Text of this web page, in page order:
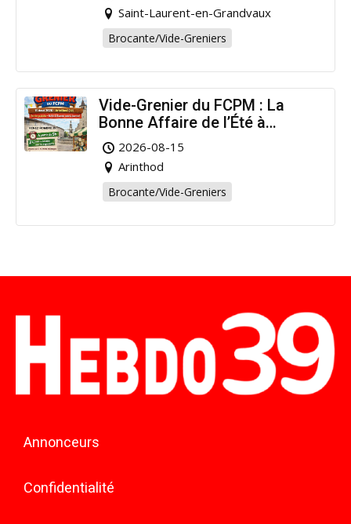
Saint-Laurent-en-Grandvaux
Brocante/Vide-Greniers
Vide-Grenier du FCPM : La
Bonne Affaire de l’Été à
Arinthod !
2026-08-15
Arinthod
Brocante/Vide-Greniers